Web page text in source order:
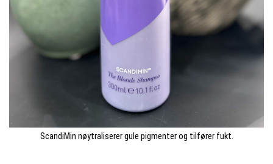
ScandiMin nøytraliserer gule pigmenter og tilfører fukt.